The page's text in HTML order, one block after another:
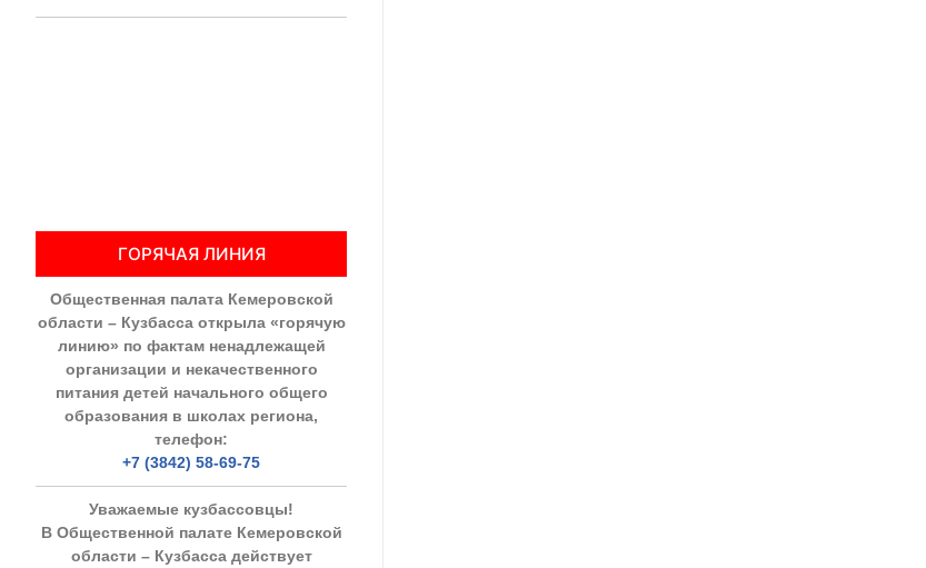
ГОРЯЧАЯ ЛИНИЯ
Общественная палата Кемеровской
области – Кузбасса открыла «горячую
линию» по фактам ненадлежащей
организации и некачественного
питания детей начального общего
образования в школах региона,
телефон:
+7 (3842) 58-69-75
Уважаемые кузбассовцы!
В Общественной палате Кемеровской
области – Кузбасса действует